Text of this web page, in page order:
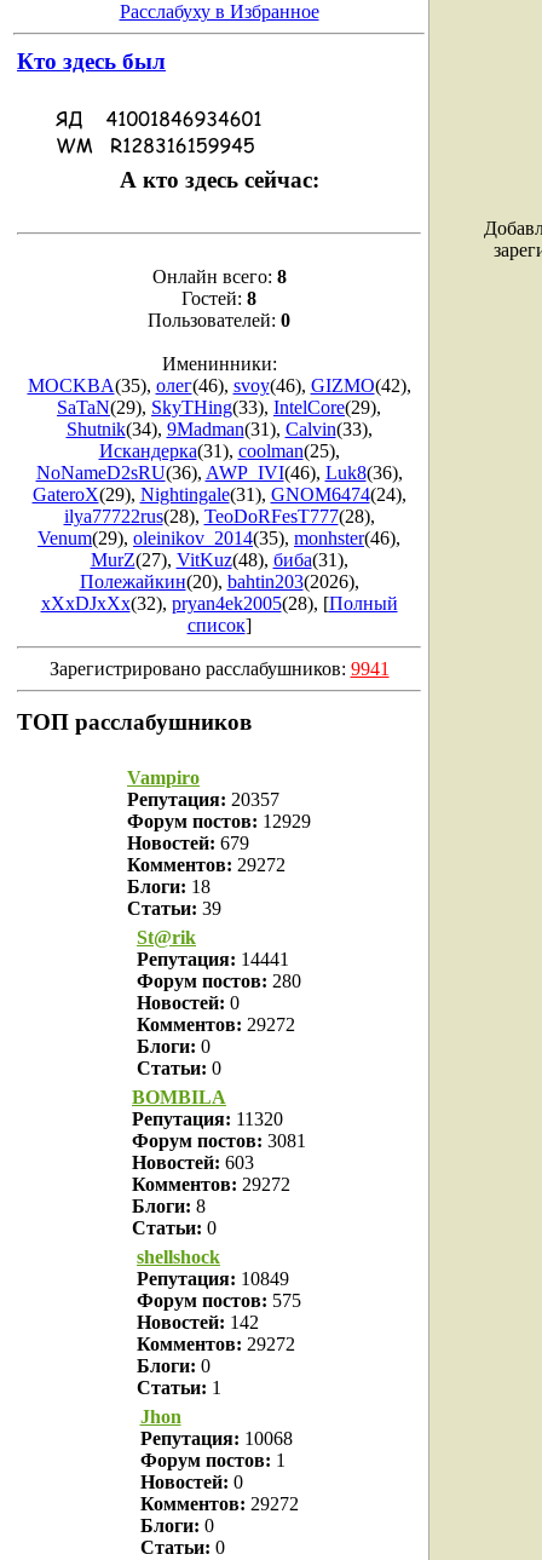
Расслабуху в Избранное
Кто здесь был
А кто здесь сейчас:
Онлайн всего: 8
Гостей: 8
Пользователей: 0
Именинники:
MOCKBA(35), олег(46), svoy(46), GIZMO(42),
SaTaN(29), SkyTHing(33), IntelCore(29),
Shutnik(34), 9Madman(31), Calvin(33),
Искандерка(31), coolman(25),
NoNameD2sRU(36), AWP_IVI(46), Luk8(36),
GateroX(29), Nightingale(31), GNOM6474(24),
ilya77722rus(28), TeoDoRFesT777(28),
Venum(29), oleinikov_2014(35), monhster(46),
MurZ(27), VitKuz(48), биба(31),
Полежайкин(20), bahtin203(2026),
xXxDJxXx(32), pryan4ek2005(28), [Полный
список]
Зарегистрировано расслабушников: 9941
ТОП расслабушников
Vampiro
Репутация: 20357
Форум постов: 12929
Новостей: 679
Комментов: 29272
Блоги: 18
Статьи: 39
St@rik
Репутация: 14441
Форум постов: 280
Новостей: 0
Комментов: 29272
Блоги: 0
Статьи: 0
BOMBILA
Репутация: 11320
Форум постов: 3081
Новостей: 603
Комментов: 29272
Блоги: 8
Статьи: 0
shellshock
Репутация: 10849
Форум постов: 575
Новостей: 142
Комментов: 29272
Блоги: 0
Статьи: 1
Jhon
Репутация: 10068
Форум постов: 1
Новостей: 0
Комментов: 29272
Блоги: 0
Статьи: 0